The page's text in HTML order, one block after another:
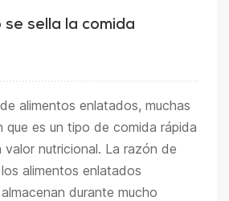
se sella la comida
alimentos enlatados, muchas
que es un tipo de comida rápida
valor nutricional. La razón de
alimentos enlatados
durante mucho